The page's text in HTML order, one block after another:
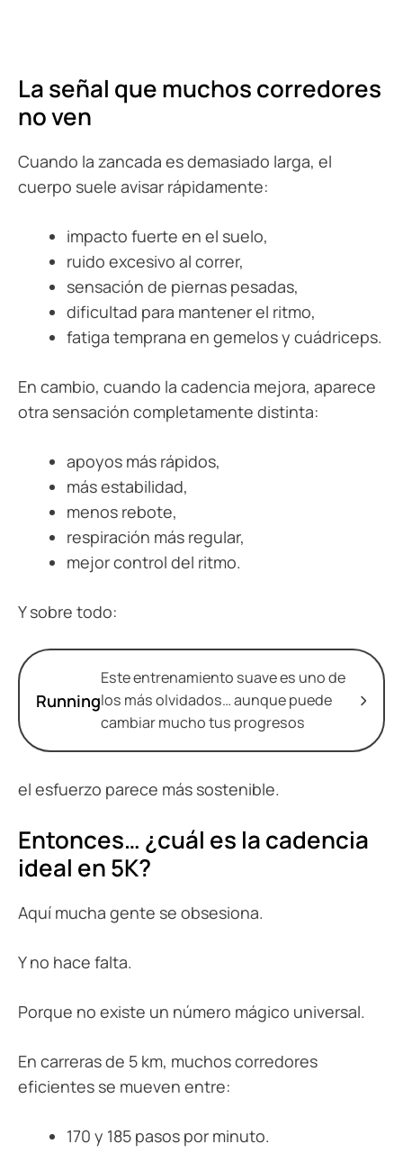
La señal que muchos corredores
no ven
Cuando la zancada es demasiado larga, el
cuerpo suele avisar rápidamente:
impacto fuerte en el suelo,
ruido excesivo al correr,
sensación de piernas pesadas,
dificultad para mantener el ritmo,
fatiga temprana en gemelos y cuádriceps.
En cambio, cuando la cadencia mejora, aparece
otra sensación completamente distinta:
apoyos más rápidos,
más estabilidad,
menos rebote,
respiración más regular,
mejor control del ritmo.
Y sobre todo:
Running
Este entrenamiento suave es uno de
los más olvidados… aunque puede
cambiar mucho tus progresos
el esfuerzo parece más sostenible.
Entonces… ¿cuál es la cadencia
ideal en 5K?
Aquí mucha gente se obsesiona.
Y no hace falta.
Porque no existe un número mágico universal.
En carreras de 5 km, muchos corredores
eficientes se mueven entre:
170 y 185 pasos por minuto.